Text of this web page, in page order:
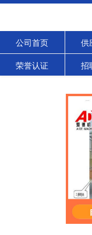
公司首页 供
荣誉认证 招